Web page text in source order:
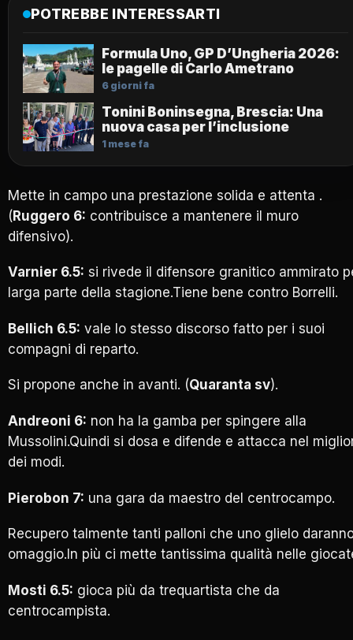
POTREBBE INTERESSARTI
Formula Uno, GP D’Ungheria 2026:
le pagelle di Carlo Ametrano
6 giorni fa
Tonini Boninsegna, Brescia: Una
nuova casa per l’inclusione
1 mese fa
Mette in campo una prestazione solida e attenta .
(Ruggero 6: contribuisce a mantenere il muro
difensivo).
Varnier 6.5: si rivede il difensore granitico ammirato
larga parte della stagione.Tiene bene contro Borrelli.
Bellich 6.5: vale lo stesso discorso fatto per i suoi
compagni di reparto.
Si propone anche in avanti. (Quaranta sv).
Andreoni 6: non ha la gamba per spingere alla
Mussolini.Quindi si dosa e difende e attacca nel
dei modi.
Pierobon 7: una gara da maestro del centrocampo.
Recupero talmente tanti palloni che uno glielo
omaggio.In più ci mette tantissima qualità nelle
Mosti 6.5: gioca più da trequartista che da
centrocampista.